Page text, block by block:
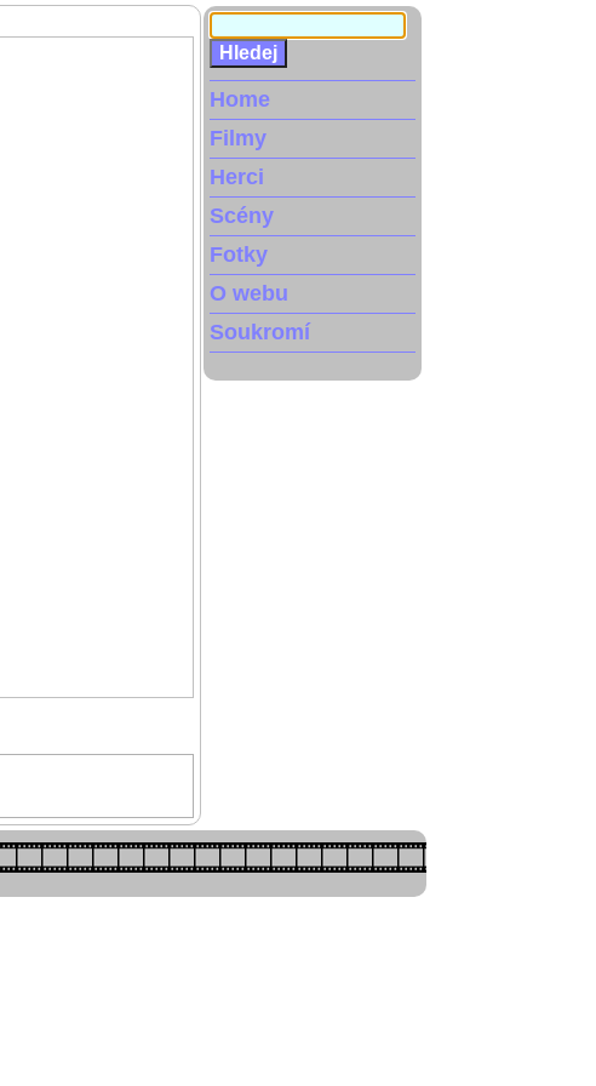
Home
Filmy
Herci
Scény
Fotky
O webu
Soukromí